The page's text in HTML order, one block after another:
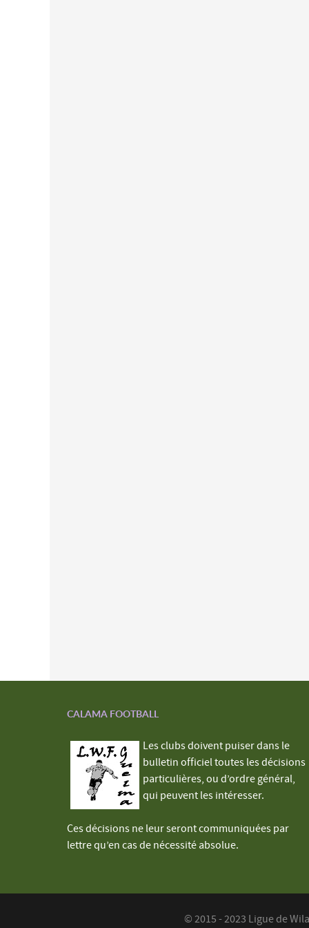
CALAMA FOOTBALL
Les clubs doivent puiser dans le
bulletin officiel toutes les décisions
particulières, ou d’ordre général,
qui peuvent les intéresser.
Ces décisions ne leur seront communiquées par
lettre qu’en cas de nécessité absolue.
© 2015 - 2023 Ligue de